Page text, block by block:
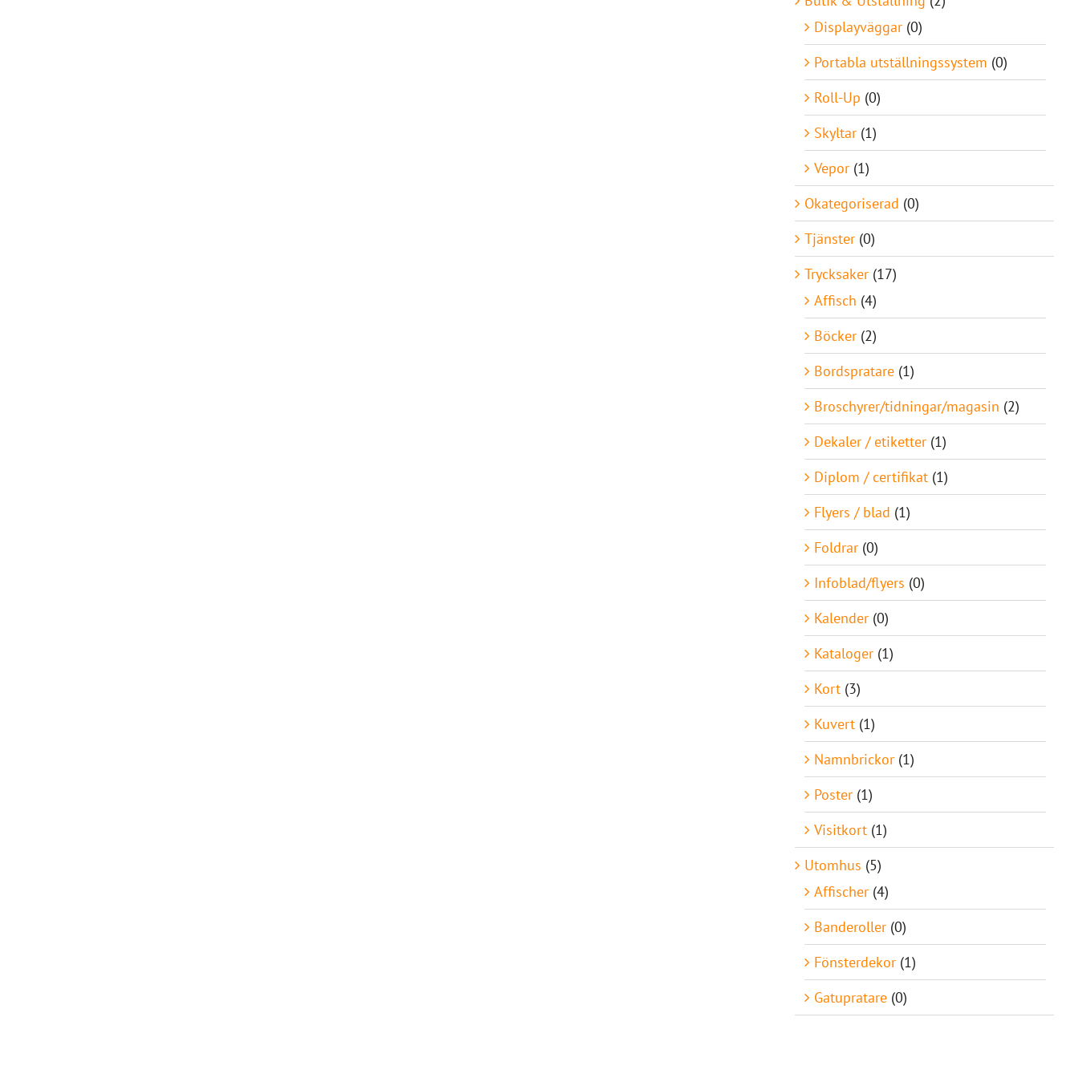
Displayväggar (0)
Portabla utställningssystem (0)
Roll-Up (0)
Skyltar (1)
Vepor (1)
Okategoriserad (0)
Tjänster (0)
Trycksaker (17)
Affisch (4)
Böcker (2)
Bordspratare (1)
Broschyrer/tidningar/magasin (2)
Dekaler / etiketter (1)
Diplom / certifikat (1)
Flyers / blad (1)
Foldrar (0)
Infoblad/flyers (0)
Kalender (0)
Kataloger (1)
Kort (3)
Kuvert (1)
Namnbrickor (1)
Poster (1)
Visitkort (1)
Utomhus (5)
Affischer (4)
Banderoller (0)
Fönsterdekor (1)
Gatupratare (0)